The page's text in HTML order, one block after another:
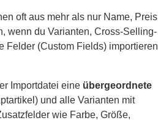
oft aus mehr als nur Name, Preis
wenn du Varianten, Cross-Selling-
Felder (Custom Fields) importieren
Importdatei eine übergeordnete
und alle Varianten mit
wie Farbe, Größe,